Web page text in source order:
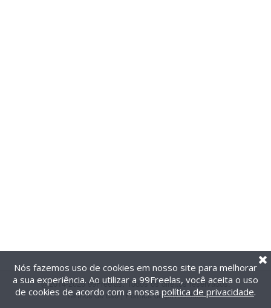
@2014-2026 99Freelas. Todos os direitos reservados.
Termos de uso| Política de privacidade
Nós fazemos uso de cookies em nosso site para melhorar
a sua experiência. Ao utilizar a 99Freelas, você aceita o uso
de cookies de acordo com a nossa política de privacidade.